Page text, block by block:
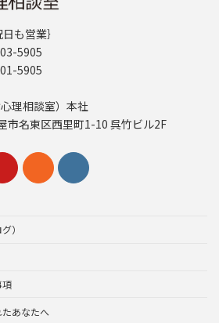
も営業｝
5905
5905
理相談室）本社
市名東区西里町1-10 呉竹ビル2F
）
項
あなたへ